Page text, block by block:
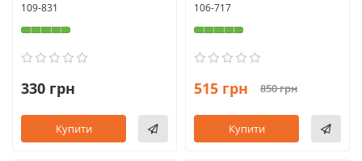
109-831
330 грн
Купити
106-717
515 грн 850 грн
Купити